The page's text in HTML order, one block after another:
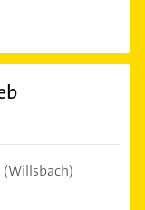
(Willsbach)